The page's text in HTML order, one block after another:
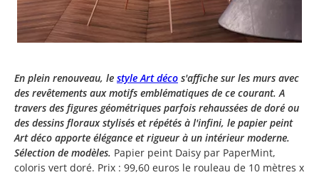
En plein renouveau, le style Art déco s'affiche sur les murs avec
des revêtements aux motifs emblématiques de ce courant. A
travers des figures géométriques parfois rehaussées de doré ou
des dessins floraux stylisés et répétés à l'infini, le papier peint
Art déco apporte élégance et rigueur à un intérieur moderne.
Sélection de modèles. Papier peint Daisy par PaperMint,
coloris vert doré. Prix : 99,60 euros le rouleau de 10 mètres x